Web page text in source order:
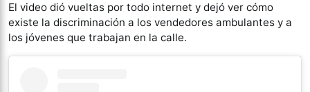
El video dió vueltas por todo internet y dejó ver cómo
existe la discriminación a los vendedores ambulantes y a
los jóvenes que trabajan en la calle.